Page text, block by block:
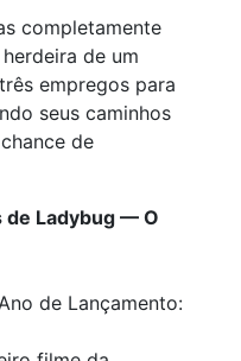
completamente
de um
empregos para
seus caminhos
de
de Ladybug — O
de Lançamento: